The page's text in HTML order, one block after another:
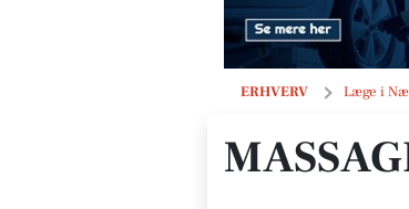
ERHVERV Læge i
Massage v/Christina